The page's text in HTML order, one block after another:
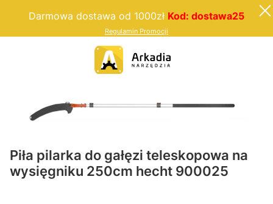
Darmowa dostawa od 1000zł Kod: dostawa25
Regulamin Promocji
Piła pilarka do gałęzi teleskopowa na
wysięgniku 250cm hecht 900025